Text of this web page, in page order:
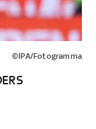
©IPA/Fotogramma